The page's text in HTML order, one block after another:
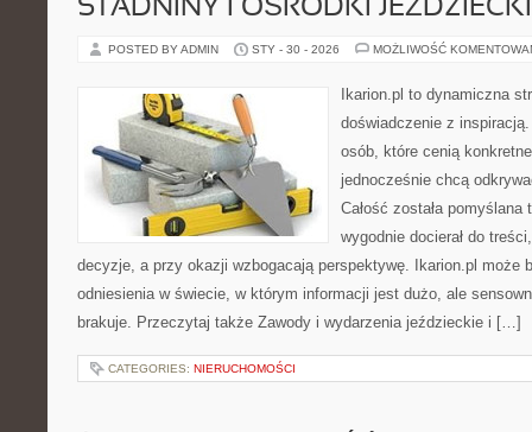
STADNINY I OŚRODKI
POSTED BY ADMIN STY - 30 - 2026 MOŻLIWOŚĆ
Ikarion.pl to dynamiczna
doświadczenie z
osób, które cenią
jednocześnie chcą
Całość została
wygodnie docierał do
decyzje, a przy okazji wzbogacają perspektywę. Ikarion.pl może
odniesienia w świecie, w którym informacji jest dużo, ale
brakuje. Przeczytaj także Zawody i wydarzenia jeździeckie i […]
CATEGORIES: NIERUCHOMOŚCI